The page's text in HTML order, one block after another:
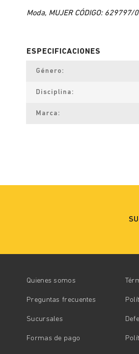
Moda, MUJER CÓDIGO: 629797/
Género
Disciplina
Marca
Quienes somos
Preguntas frecuentes
Sucursales
Formas de pago